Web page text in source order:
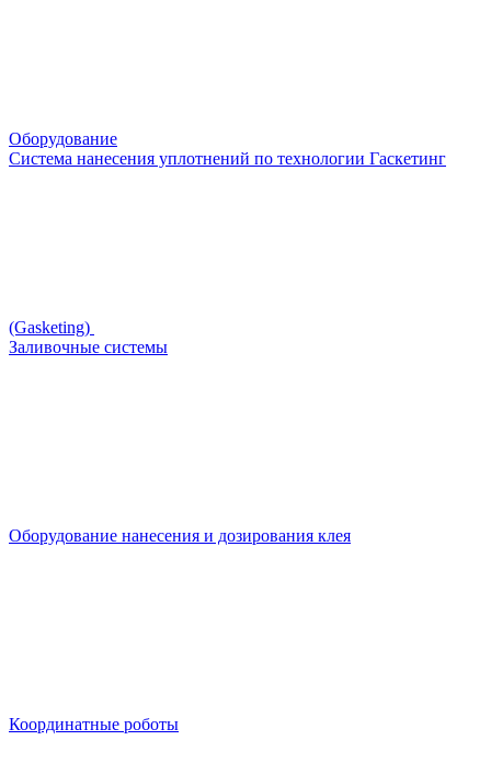
Оборудование
Система нанесения уплотнений по технологии Гаскетинг
(Gasketing)
Заливочные системы
Оборудование нанесения и дозирования клея
Координатные роботы